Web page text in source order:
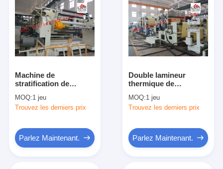
Machine de
stratification de
complètement
automatique avec la
MOQ:1 jeu
Trouvez les derniers prix
Parlez Maintenant.
Double lamineur
thermique de
de petit pain de
machine de
MOQ:1 jeu
Trouvez les derniers prix
Parlez Maintenant.